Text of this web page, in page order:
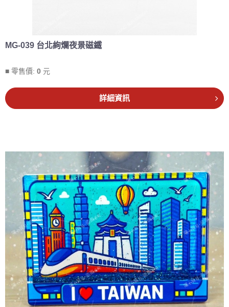
MG-039 台北絢爛夜景磁鐵
■ 零售價: 0 元
詳細資訊